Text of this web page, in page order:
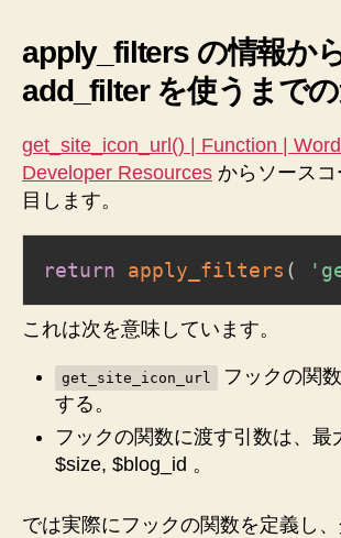
apply_filters の情報か
add_filter を使うまで
get_site_icon_url() | Function |
Developer Resources からソース
目します。
return apply_filters (
これは次を意味しています。
get_site_icon_url
フックの関
する。
フックの関数に渡す引数は、最
$size, $blog_id 。
では実際にフックの関数を定義し、